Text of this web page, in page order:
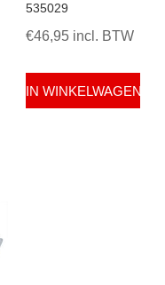
535029
€46,95 incl. BTW